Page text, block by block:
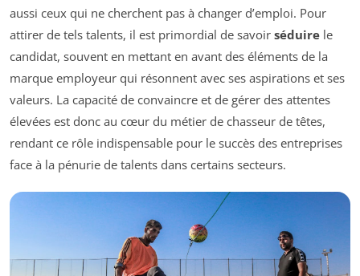
aussi ceux qui ne cherchent pas à changer d’emploi. Pour
attirer de tels talents, il est primordial de savoir séduire le
candidat, souvent en mettant en avant des éléments de la
marque employeur qui résonnent avec ses aspirations et ses
valeurs. La capacité de convaincre et de gérer des attentes
élevées est donc au cœur du métier de chasseur de têtes,
rendant ce rôle indispensable pour le succès des entreprises
face à la pénurie de talents dans certains secteurs.